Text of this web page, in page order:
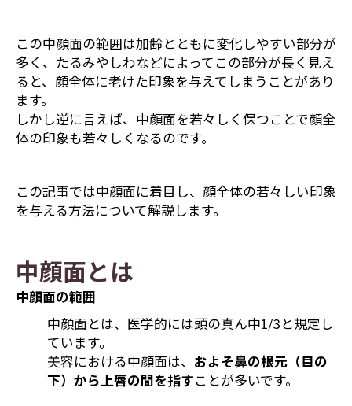
この中顔面の範囲は加齢とともに変化しやすい部分が
多く、たるみやしわなどによってこの部分が長く見え
ると、顔全体に老けた印象を与えてしまうことがあり
ます。
しかし逆に言えば、中顔面を若々しく保つことで顔全
体の印象も若々しくなるのです。
この記事では中顔面に着目し、顔全体の若々しい印象
を与える方法について解説します。
中顔面とは
中顔面の範囲
中顔面とは、医学的には頭の真ん中1/3と規定し
ています。
美容における中顔面は、 およそ鼻の根元（目の
下）から上唇の間を指すことが多いです。